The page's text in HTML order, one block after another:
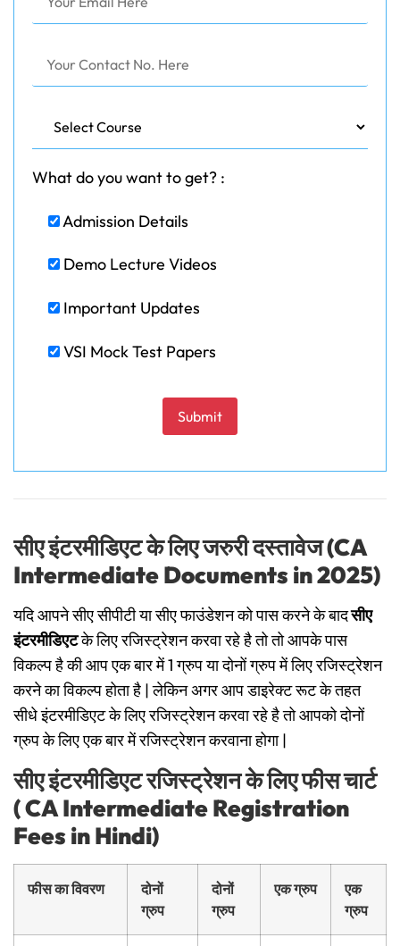
What do you want to get? :
Admission Details
Demo Lecture Videos
Important Updates
VSI Mock Test Papers
सीए इंटरमीडिएट के लिए जरुरी दस्तावेज (CA
Intermediate Documents in 2025)
यदि आपने सीए सीपीटीया सीए फाउंडेशन को पास करने के बादसीए
इंटरमीडिएटके लिए रजिस्ट्रेशन करवा रहे है तो तो आपके पास
विकल्प है की आप एक बार में 1 ग्रुप या दोनों ग्रुप में लिए रजिस्ट्रेशन
करने का विकल्प होता है | लेकिन अगर आप डाइरेक्ट रूट के तहत
सीधे इंटरमीडिएट के लिए रजिस्ट्रेशन करवा रहे है तो आपको दोनों
ग्रुप के लिए एक बार में रजिस्ट्रेशन करवाना होगा |
सीए इंटरमीडिएट रजिस्ट्रेशन के लिए फीस चार्ट
( CA Intermediate Registration
Fees in Hindi)
फीस का विवरण
दोनों
ग्रुप
दोनों
ग्रुप
एक ग्रुप
एक
ग्रुप